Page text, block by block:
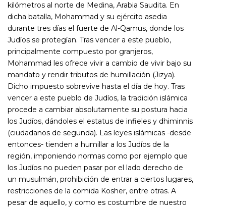
kilómetros al norte de Medina, Arabia Saudita. En
dicha batalla, Mohammad y su ejército asedia
durante tres días el fuerte de Al-Qamus, donde los
Judíos se protegían. Tras vencer a este pueblo,
principalmente compuesto por granjeros,
Mohammad les ofrece vivir a cambio de vivir bajo su
mandato y rendir tributos de humillación (Jizya).
Dicho impuesto sobrevive hasta el día de hoy. Tras
vencer a este pueblo de Judíos, la tradición islámica
procede a cambiar absolutamente su postura hacia
los Judíos, dándoles el estatus de infieles y dhiminnis
(ciudadanos de segunda). Las leyes islámicas -desde
entonces- tienden a humillar a los Judíos de la
región, imponiendo normas como por ejemplo que
los Judíos no pueden pasar por el lado derecho de
un musulmán, prohibición de entrar a ciertos lugares,
restricciones de la comida Kosher, entre otras. A
pesar de aquello, y como es costumbre de nuestro